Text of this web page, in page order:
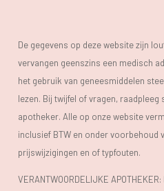
De gegevens op deze website zijn
vervangen geenszins een medisch
het gebruik van geneesmiddelen
lezen. Bij twijfel of vragen,
apotheker. Alle op onze website
inclusief BTW en onder voorbehoud
prijswijzigingen en of typfouten.
VERANTWOORDELIJKE